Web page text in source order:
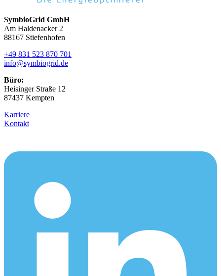
SymbioGrid GmbH
Am Haldenacker 2
88167 Stiefenhofen
+49 831 523 870 701
info@symbiogrid.de
Büro:
Heisinger Straße 12
87437 Kempten
Karriere
Kontakt